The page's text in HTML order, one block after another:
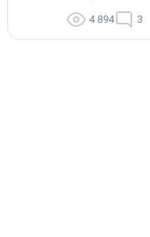
4 894 3